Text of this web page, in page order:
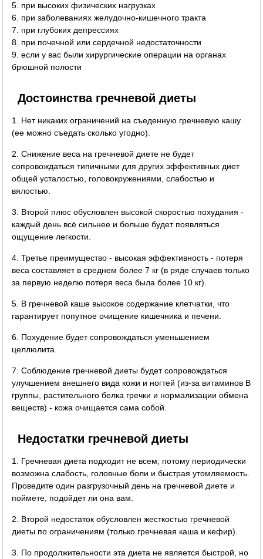
5. при высоких физических нагрузках
6. при заболеваниях желудочно-кишечного тракта
7. при глубоких депрессиях
8. при почечной или сердечной недостаточности
9. если у вас были хирургические операции на органах
брюшной полости
Достоинства гречневой диеты
1. Нет никаких ограничений на съеденную гречневую кашу
(ее можно съедать сколько угодно).
2. Снижение веса на гречневой диете не будет
сопровождаться типичными для других эффективных диет
общей усталостью, головокружениями, слабостью и
вялостью.
3. Второй плюс обусловлен высокой скоростью похудания -
каждый день всё сильнее и больше будет появляться
ощущение легкости.
4. Третье преимущество - высокая эффективность - потеря
веса составляет в среднем более 7 кг (в ряде случаев только
за первую неделю потеря веса была более 10 кг).
5. В гречневой каше высокое содержание клетчатки, что
гарантирует попутное очищение кишечника и печени.
6. Похудение будет сопровождаться уменьшением
целлюлита.
7. Соблюдение гречневой диеты будет сопровождаться
улучшением внешнего вида кожи и ногтей (из-за витаминов B
группы, растительного белка гречки и нормализации обмена
веществ) - кожа очищается сама собой.
Недостатки гречневой диеты
1. Гречневая диета подходит не всем, потому периодически
возможна слабость, головные боли и быстрая утомляемость.
Проведите один разгрузочный день на гречневой диете и
поймете, подойдет ли она вам.
2. Второй недостаток обусловлен жесткостью гречневой
диеты по ограничениям (только гречневая каша и кефир).
3. По продолжительности эта диета не является быстрой, но